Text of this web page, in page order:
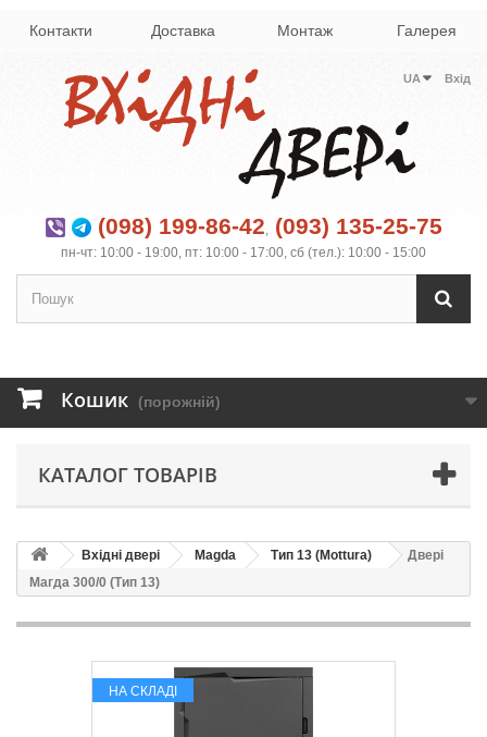
Контакти Доставка Монтаж Галерея
Вхід
UA
(098) 199-86-42, (093) 135-25-75
пн-чт: 10:00 - 19:00, пт: 10:00 - 17:00, сб (тел.): 10:00 - 15:00
Кошик (порожній)
КАТАЛОГ ТОВАРІВ
Вхідні двері Magda Тип 13 (Mottura)
Двері
Магда 300/0 (Тип 13)
НА СКЛАДІ